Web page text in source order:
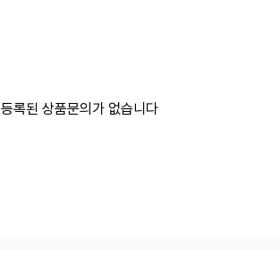
등록된 상품문의가 없습니다